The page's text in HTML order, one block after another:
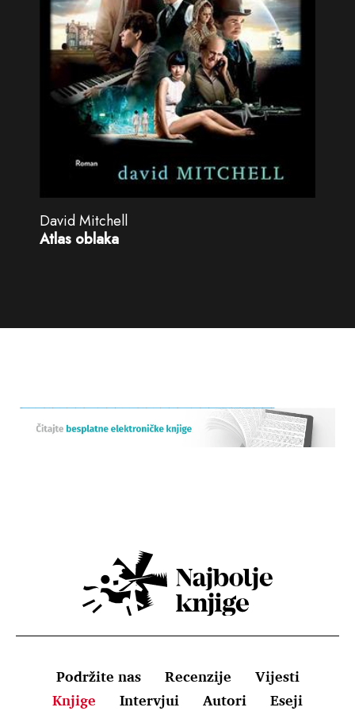
David Mitchell
Atlas oblaka
Podržite nas Recenzije
Vijesti
Knjige
Intervjui Autori
Eseji